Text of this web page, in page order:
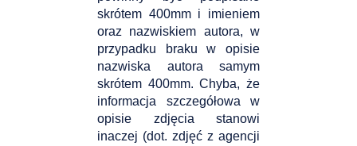
skrótem 400mm i imieniem
oraz nazwiskiem autora, w
przypadku braku w opisie
nazwiska autora samym
skrótem 400mm. Chyba, że
informacja szczegółowa w
opisie zdjęcia stanowi
inaczej (dot. zdjęć z agencji